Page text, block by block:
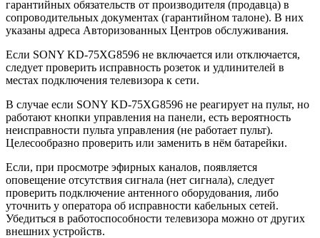
гарантийных обязательств от производителя (продавца) в
сопроводительных документах (гарантийном талоне). В них
указаны адреса Авторизованных Центров обслуживания.
Если SONY KD-75XG8596 не включается или отключается,
следует проверить исправность розеток и удлинителей в
местах подключения телевизора к сети.
В случае если SONY KD-75XG8596 не реагирует на пульт, но
работают кнопки управления на панели, есть вероятность
неисправности пульта управления (не работает пульт).
Целесообразно проверить или заменить в нём батарейки.
Если, при просмотре эфирных каналов, появляется
оповещение отсутствия сигнала (нет сигнала), следует
проверить подключение антенного оборудования, либо
уточнить у оператора об исправности кабельных сетей.
Убедиться в работоспособности телевизора можно от других
внешних устройств.